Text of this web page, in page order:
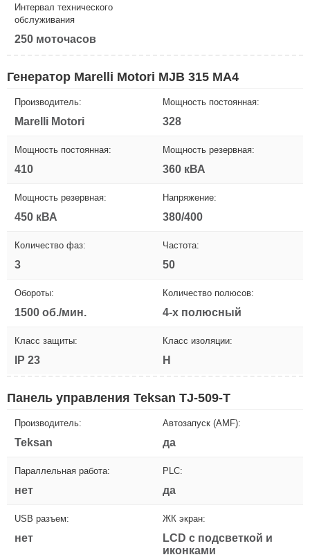
Интервал технического
обслуживания
250 моточасов
Генератор Marelli Motori MJB 315 MA4
Производитель:
Marelli Motori
Мощность постоянная:
328
Мощность постоянная:
410
Мощность резервная:
360 кВА
Мощность резервная:
450 кВА
Напряжение:
380/400
Количество фаз:
3
Частота:
50
Обороты:
1500 об./мин.
Количество полюсов:
4-х полюсный
Класс защиты:
IP 23
Класс изоляции:
H
Панель управления Teksan TJ-509-T
Производитель:
Teksan
Автозапуск (AMF):
да
Параллельная работа:
нет
PLC:
да
USB разъем:
нет
ЖК экран:
LCD с подсветкой и
иконками